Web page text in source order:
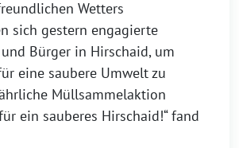
Wetters
sich gestern engagierte
Bürger in Hirschaid, um
eine saubere Umwelt zu
Müllsammelaktion
ein sauberes Hirschaid!“ fand